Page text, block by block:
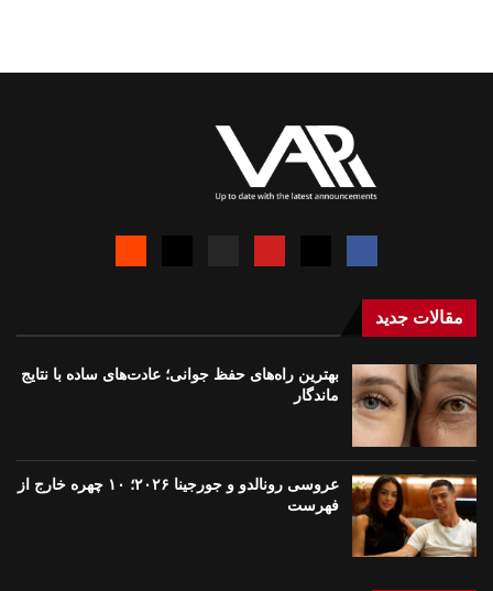
مقالات جدید
بهترین راه‌های حفظ جوانی؛ عادت‌های ساده با نتایج
ماندگار
عروسی رونالدو و جورجینا ۲۰۲۶؛ ۱۰ چهره خارج از
فهرست